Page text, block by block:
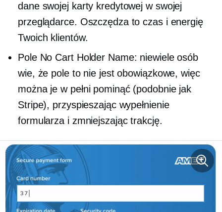
dane swojej karty kredytowej w swojej
przeglądarce. Oszczędza to czas i energię
Twoich klientów.
Pole No Cart Holder Name: niewiele osób
wie, że pole to nie jest obowiązkowe, więc
można je w pełni pominąć (podobnie jak
Stripe), przyspieszając wypełnienie
formularza i zmniejszając trakcję.